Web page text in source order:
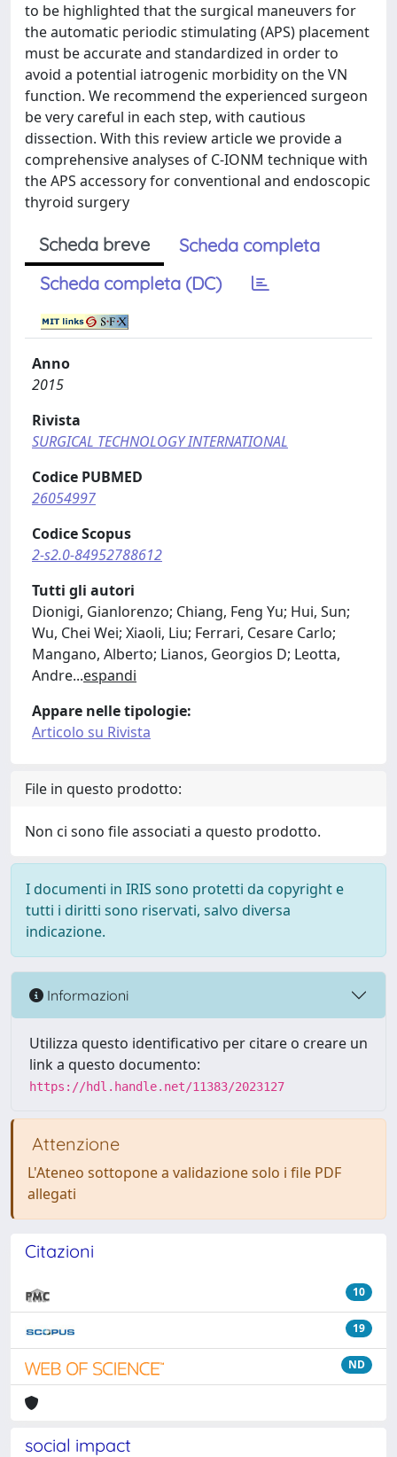
to be highlighted that the surgical maneuvers for
the automatic periodic stimulating (APS) placement
must be accurate and standardized in order to
avoid a potential iatrogenic morbidity on the VN
function. We recommend the experienced surgeon
be very careful in each step, with cautious
dissection. With this review article we provide a
comprehensive analyses of C-IONM technique with
the APS accessory for conventional and endoscopic
thyroid surgery
Scheda breve
Scheda completa
Scheda completa (DC)
Anno
2015
Rivista
SURGICAL TECHNOLOGY INTERNATIONAL
Codice PUBMED
26054997
Codice Scopus
2-s2.0-84952788612
Tutti gli autori
Dionigi, Gianlorenzo; Chiang, Feng Yu; Hui, Sun;
Wu, Chei Wei; Xiaoli, Liu; Ferrari, Cesare Carlo;
Mangano, Alberto; Lianos, Georgios D; Leotta,
Andre...espandi
Appare nelle tipologie:
Articolo su Rivista
File in questo prodotto:
Non ci sono file associati a questo prodotto.
I documenti in IRIS sono protetti da copyright e
tutti i diritti sono riservati, salvo diversa
indicazione.
Informazioni
Utilizza questo identificativo per citare o creare un
link a questo documento:
https://hdl.handle.net/11383/2023127
Attenzione
L'Ateneo sottopone a validazione solo i file PDF
allegati
Citazioni
10
19
ND
social impact